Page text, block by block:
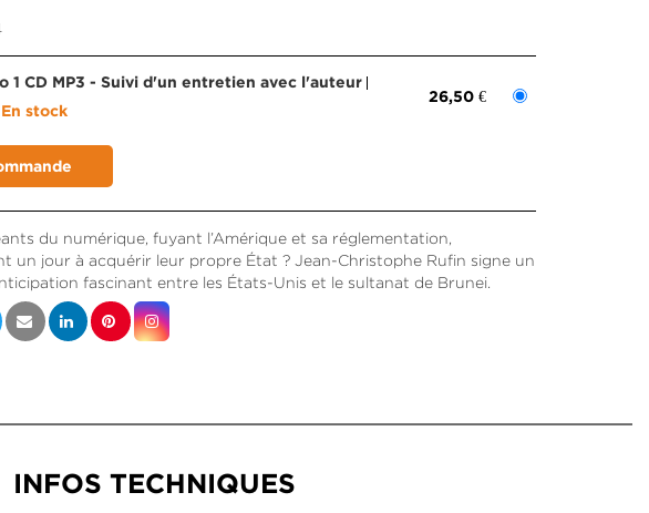
1 CD MP3 - Suivi d'un entretien avec l'auteur
En stock
26,50 €
du numérique, fuyant l’Amérique et sa réglementation,
un jour à acquérir leur propre État ? Jean-Christophe Rufin signe un
fascinant entre les États-Unis et le sultanat de Brunei.
INFOS TECHNIQUES